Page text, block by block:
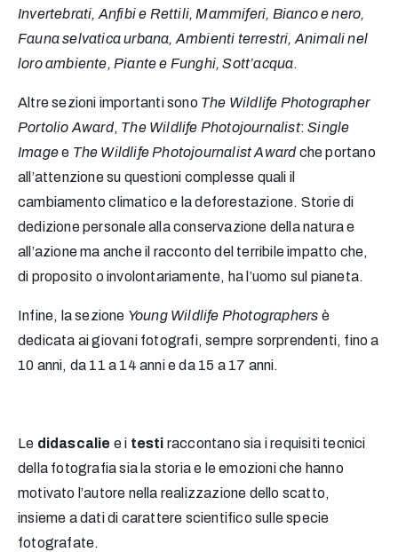
Invertebrati, Anfibi e Rettili, Mammiferi, Bianco e nero,
Fauna selvatica urbana, Ambienti terrestri, Animali nel
loro ambiente, Piante e Funghi, Sott’acqua.
Altre sezioni importanti sono The Wildlife Photographer
Portolio Award, The Wildlife Photojournalist:Single
Imagee The Wildlife Photojournalist Awardche portano
all’attenzione su questioni complesse quali il
cambiamento climatico e la deforestazione. Storie di
dedizione personale alla conservazione della natura e
all’azione ma anche il racconto del terribile impatto che,
di proposito o involontariamente, ha l’uomo sul pianeta.
Infine, la sezione Young Wildlife Photographers è
dedicata ai giovani fotografi, sempre sorprendenti, fino a
10 anni, da 11 a 14 anni e da 15 a 17 anni.
Le didascalie e i testi raccontano sia i requisiti tecnici
della fotografia sia la storia e le emozioni che hanno
motivato l’autore nella realizzazione dello scatto,
insieme a dati di carattere scientifico sulle specie
fotografate.